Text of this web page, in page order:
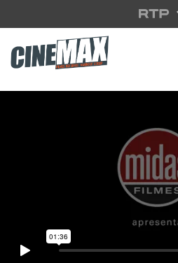
Saltar para o conteúdo principal
Filme em Cartaz